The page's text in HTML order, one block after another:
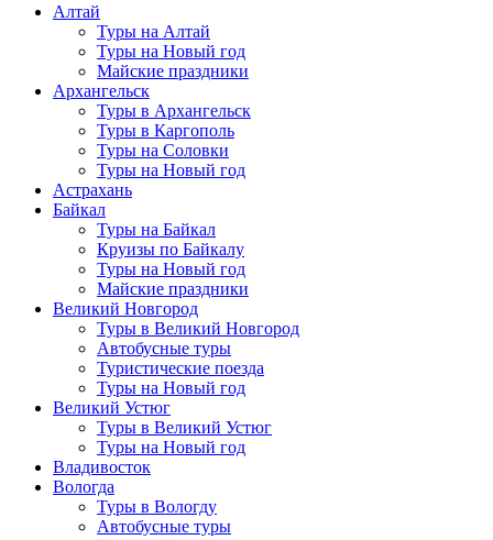
Алтай
Туры на Алтай
Туры на Новый год
Майские праздники
Архангельск
Туры в Архангельск
Туры в Каргополь
Туры на Соловки
Туры на Новый год
Астрахань
Байкал
Туры на Байкал
Круизы по Байкалу
Туры на Новый год
Майские праздники
Великий Новгород
Туры в Великий Новгород
Автобусные туры
Туристические поезда
Туры на Новый год
Великий Устюг
Туры в Великий Устюг
Туры на Новый год
Владивосток
Вологда
Туры в Вологду
Автобусные туры